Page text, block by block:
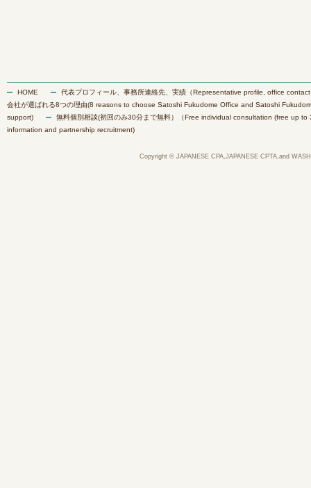
HOME
代表プロフィール、事務所連絡先、実績（Representative profile, office
会社が選ばれる8つの理由(8 reasons to choose Satoshi Fukudome Office and Satoshi
support)
無料個別相談(初回のみ30分まで無料）（Free individual consultation (free up
information and partnership recruitment)
Copyright © JAPANESE CPA,JAPANESE CPTA,and